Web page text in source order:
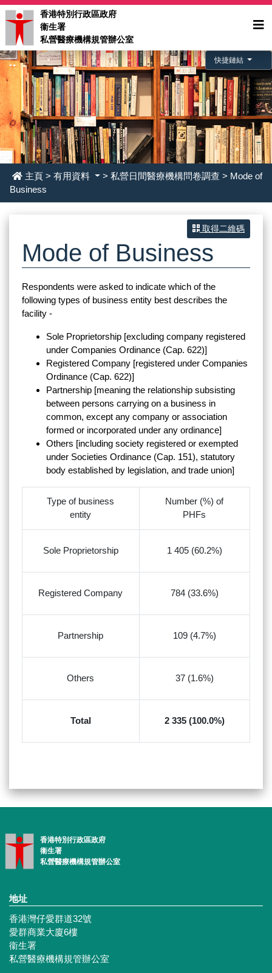
香港特別行政區政府
衞生署
私營醫療機構規管辦公室
快捷鏈結
主頁 > 有用資料
> 私營日間醫療機構問卷調查 > Mode of
Business
取得二維碼
Mode of Business
Respondents were asked to indicate which of the
following types of business entity best describes the
facility -
Sole Proprietorship [excluding company registered
under Companies Ordinance (Cap. 622)]
Registered Company [registered under Companies
Ordinance (Cap. 622)]
Partnership [meaning the relationship subsisting
between persons carrying on a business in
common, except any company or association
formed or incorporated under any ordinance]
Others [including society registered or exempted
under Societies Ordinance (Cap. 151), statutory
body established by legislation, and trade union]
Type of business
entity
Number (%) of
PHFs
Sole Proprietorship 1 405 (60.2%)
Registered Company 784 (33.6%)
Partnership 109 (4.7%)
Others 37 (1.6%)
Total 2 335 (100.0%)
香港特別行政區政府
衞生署
私營醫療機構規管辦公室
地址
香港灣仔愛群道32號
愛群商業大廈6樓
衞生署
私營醫療機構規管辦公室